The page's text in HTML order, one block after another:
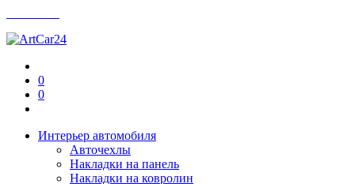
0
0
Интерьер автомобиля
Авточехлы
Накладки на панель
Накладки на ковролин